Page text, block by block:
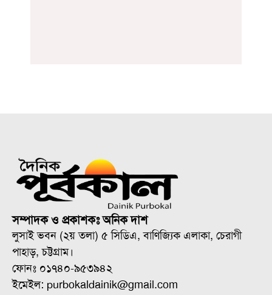
সম্পাদক ও প্রকাশকঃ অনিক দাশ
লুসাই ভবন (২য় তলা) ৫ সিডিএ, বাণিজ্যিক এলাকা, চেরাগী
পাহাড়, চট্টগ্রাম।
ফোনঃ ০১৭৪০-৯৫৩৯৪২
ইমেইল: purbokaldainik@gmail.com